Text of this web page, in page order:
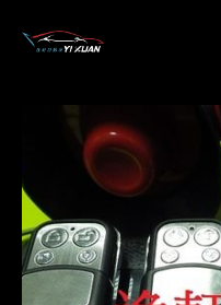
關於我們
產品介紹
特別推薦